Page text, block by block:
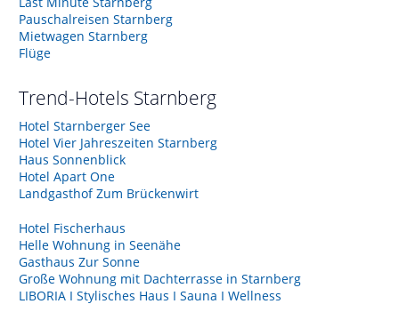
Pauschalreisen Starnberg
Mietwagen Starnberg
Flüge
Trend-Hotels Starnberg
Hotel Starnberger See
Hotel Vier Jahreszeiten Starnberg
Haus Sonnenblick
Hotel Apart One
Landgasthof Zum Brückenwirt
Hotel Fischerhaus
Helle Wohnung in Seenähe
Gasthaus Zur Sonne
Große Wohnung mit Dachterrasse in Starnberg
LIBORIA I Stylisches Haus I Sauna I Wellness